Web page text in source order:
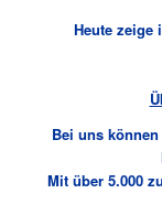
Heute zeige
Bei uns
Mit über 5.000